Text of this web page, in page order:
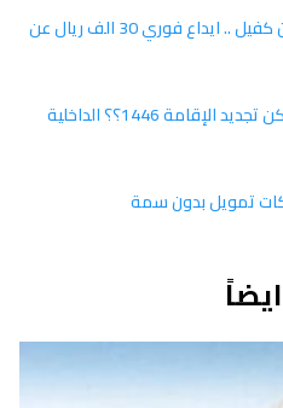
لمستفيدي الضمان الاجتماعي بدون كفيل .. ايداع فوري 30 الف ريال عن
بدون دفع رسوم المرافقين هل يمكن تجديد الإقامة 1446؟؟ الداخلية
تمويل بدون سمة